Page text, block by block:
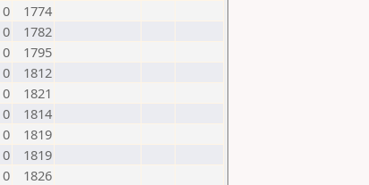
0
1774
0
1782
0
1795
0
1812
0
1821
0
1814
0
1819
0
1819
0
1826